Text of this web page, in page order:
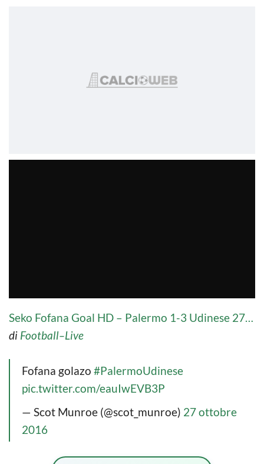
Seko Fofana Goal HD – Palermo 1-3 Udinese 27…
di Football–Live
Fofana golazo #PalermoUdinese
pic.twitter.com/eauIwEVB3P
— Scot Munroe (@scot_munroe) 27 ottobre
2016